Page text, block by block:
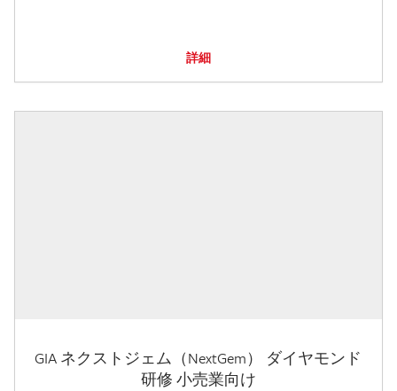
詳細
GIA ネクストジェム（NextGem） ダイヤモンド
研修 小売業向け